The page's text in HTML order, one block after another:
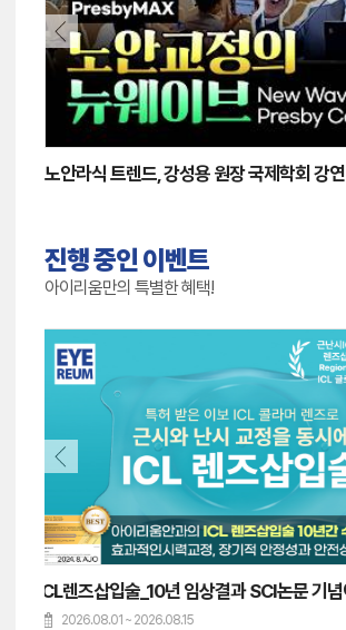
노안라식 트렌드, 강성용 원장 국제학회 강연
진행 중인 이벤트
아이리움만의 특별한 혜택!
군인/제복근무자 시력교정술 우대
2026.08.01 ~ 2026.08.15